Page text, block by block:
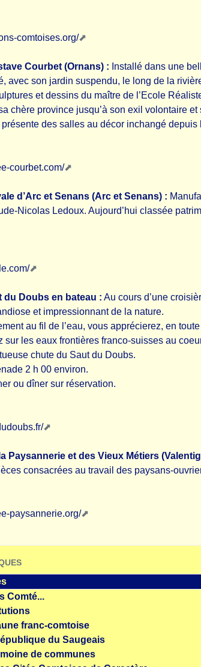
comtoises.org/
Courbet (Ornans) : Installé dans une
avec son jardin suspendu, le long de la
et dessins du maître de l’Ecole
chère province jusqu’à son exil volontaire
des salles au décor inchangé depuis
courbet.com/
d’Arc et Senans (Arc et Senans) :
Nicolas Ledoux. Aujourd’hui classée
du Doubs en bateau : Au cours d’une
et impressionnant de la nature.
au fil de l’eau, vous apprécierez, en
sur les eaux frontières franco-suisses au
chute du Saut du Doubs.
2 h 00 environ.
ou dîner sur réservation.
Paysannerie et des Vieux Métiers
consacrées au travail des paysans-
paysannerie.org/
Comté...
franc-comtoise
du Saugeais
de communes